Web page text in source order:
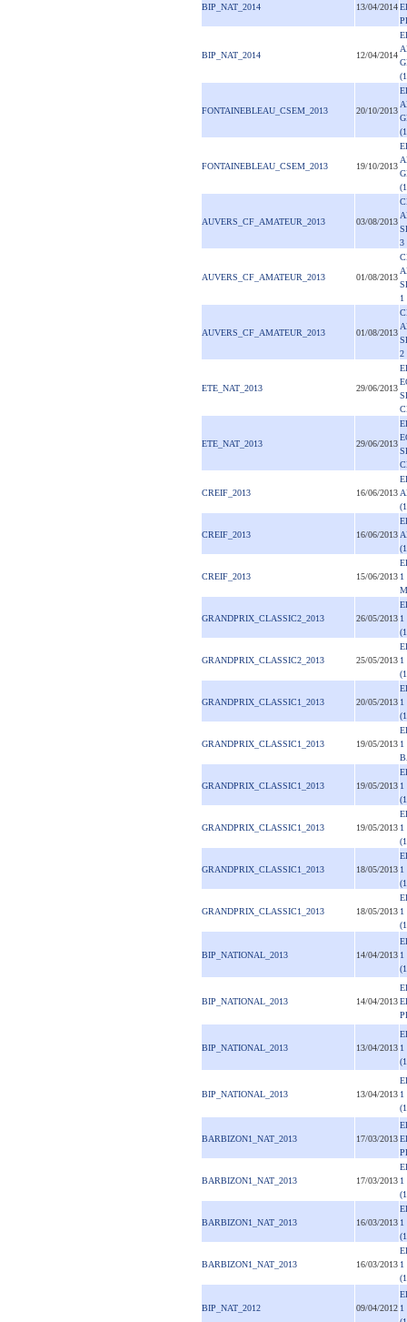
BIP_NAT_2014 13/04/2014
BIP_NAT_2014 12/04/2014
FONTAINEBLEAU_CSEM_2013 20/10/2013
FONTAINEBLEAU_CSEM_2013 19/10/2013
AUVERS_CF_AMATEUR_2013 03/08/2013
3
AUVERS_CF_AMATEUR_2013 01/08/2013
1
AUVERS_CF_AMATEUR_2013 01/08/2013
2
ETE_NAT_2013 29/06/2013
ETE_NAT_2013 29/06/2013
CREIF_2013 16/06/2013
CREIF_2013 16/06/2013
CREIF_2013 15/06/2013 1
GRANDPRIX_CLASSIC2_2013 26/05/2013 1
GRANDPRIX_CLASSIC2_2013 25/05/2013 1
GRANDPRIX_CLASSIC1_2013 20/05/2013 1
GRANDPRIX_CLASSIC1_2013 19/05/2013 1
GRANDPRIX_CLASSIC1_2013 19/05/2013 1
GRANDPRIX_CLASSIC1_2013 19/05/2013 1
GRANDPRIX_CLASSIC1_2013 18/05/2013 1
GRANDPRIX_CLASSIC1_2013 18/05/2013 1
BIP_NATIONAL_2013 14/04/2013 1
BIP_NATIONAL_2013 14/04/2013
BIP_NATIONAL_2013 13/04/2013 1
BIP_NATIONAL_2013 13/04/2013 1
BARBIZON1_NAT_2013 17/03/2013
BARBIZON1_NAT_2013 17/03/2013 1
BARBIZON1_NAT_2013 16/03/2013 1
BARBIZON1_NAT_2013 16/03/2013 1
BIP_NAT_2012 09/04/2012 1